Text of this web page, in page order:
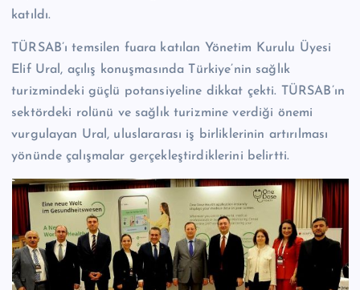
katıldı.
TÜRSAB’ı temsilen fuara katılan Yönetim Kurulu Üyesi
Elif Ural, açılış konuşmasında Türkiye’nin sağlık
turizmindeki güçlü potansiyeline dikkat çekti. TÜRSAB’ın
sektördeki rolünü ve sağlık turizmine verdiği önemi
vurgulayan Ural, uluslararası iş birliklerinin artırılması
yönünde çalışmalar gerçekleştirdiklerini belirtti.